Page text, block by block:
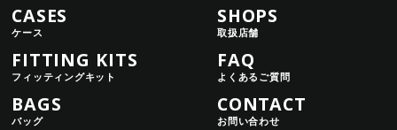
CASES
ケース
FITTING KITS
フィッティングキット
BAGS
バッグ
SHOPS
取扱店舗
FAQ
よくあるご質問
CONTACT
お問い合わせ